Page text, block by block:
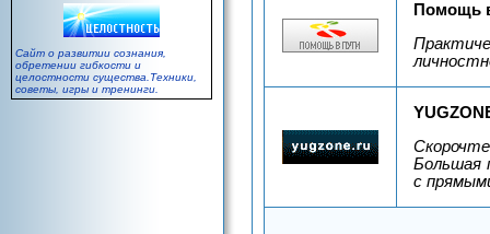
Сайт о развитии сознания,
обретении гибкости и
целостности существа.Техники,
советы, игры и тренинги.
Помощь
Большая
с